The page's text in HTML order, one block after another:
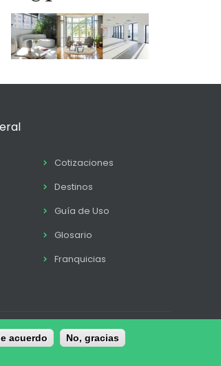
Cotizaciones
Destinos
Guía de Uso
Glosario
Franquicias
Términos y condiciones
acuerdo No, gracias